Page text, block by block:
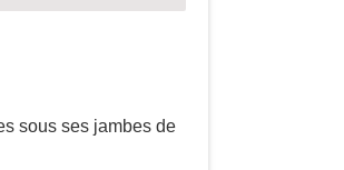
sous ses jambes de